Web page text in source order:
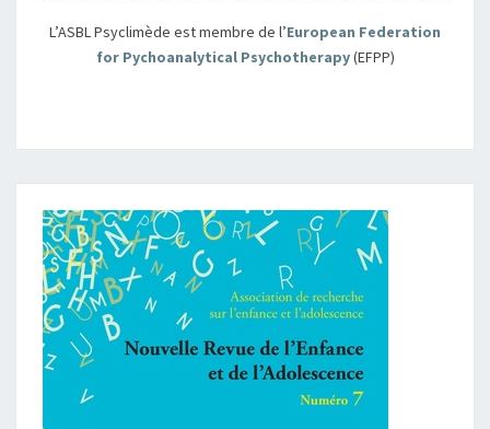
L’ASBL Psyclimède est membre de l’European Federation
for Pychoanalytical Psychotherapy(EFPP)